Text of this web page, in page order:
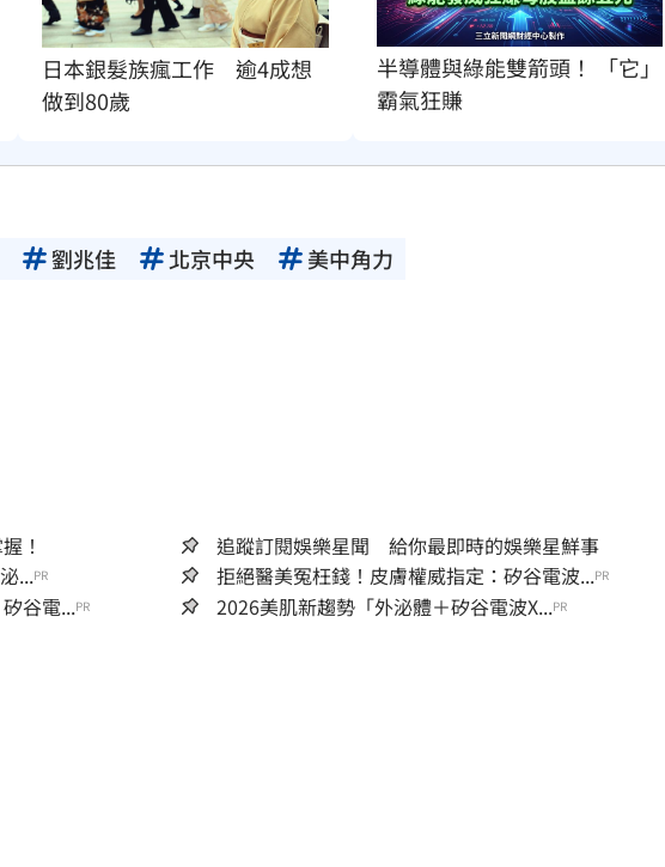
日本銀髮族瘋工作　逾4成想
做到80歲
半導體與綠能雙箭頭！ 「它」
霸氣狂賺
劉兆佳 北京中央 美中角力
！
追蹤訂閱娛樂星聞 給你最即時的娛樂星鮮事
...PR 拒絕醫美冤枉錢！皮膚權威指定：矽谷電波...PR
谷電...PR 2026美肌新趨勢「外泌體＋矽谷電波X...PR